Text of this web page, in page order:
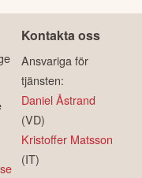
Kontakta oss
Ansvariga för
tjänsten:
Daniel Åstrand
(VD)
Kristoffer Matsson
(IT)